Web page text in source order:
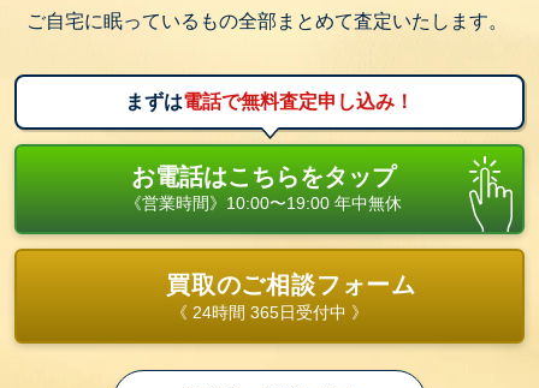
ご自宅に眠っているもの全部まとめて査定いたします。
まずは電話で無料査定申し込み！
お電話はこちらをタップ
《営業時間》10:00〜19:00 年中無休
買取のご相談フォーム
《 24時間 365日受付中 》